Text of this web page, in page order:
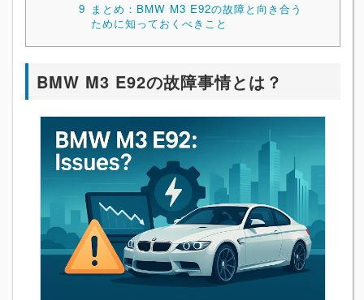
9 まとめ：BMW M3 E92の故障と向き合う
ために知っておくべきこと
BMW M3 E92の故障事情とは？